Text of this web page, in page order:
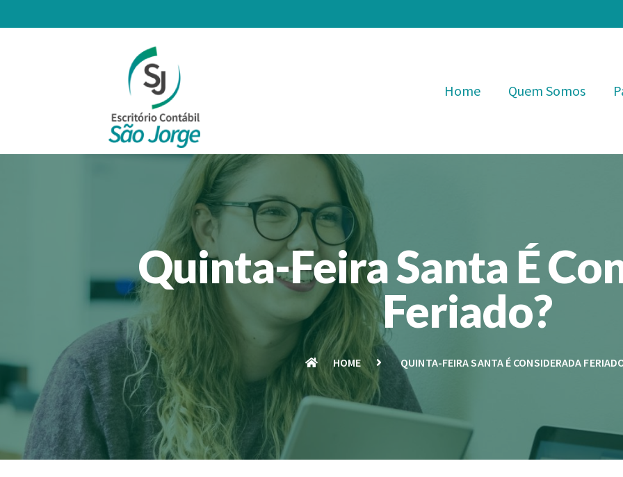
Home Quem Somos
Quinta-Feira Santa É
Feriado?
HOME QUINTA-FEIRA SANTA É CONSIDERADA